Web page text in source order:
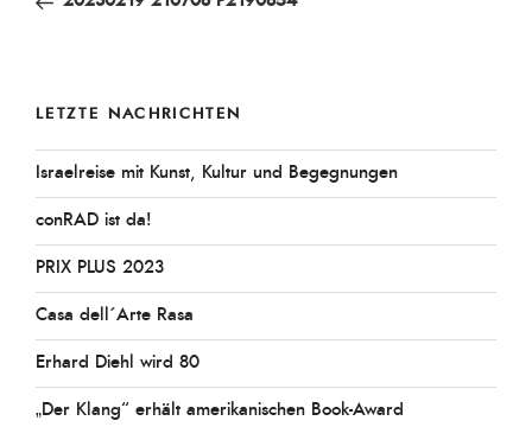
LETZTE NACHRICHTEN
Israelreise mit Kunst, Kultur und Begegnungen
conRAD ist da!
PRIX PLUS 2023
Casa dell´Arte Rasa
Erhard Diehl wird 80
„Der Klang“ erhält amerikanischen Book-Award